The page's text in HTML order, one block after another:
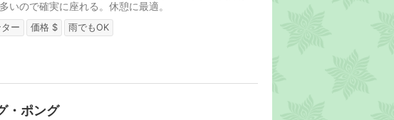
いので確実に座れる。休憩に最適。
ー 価格 $ 雨でもOK
・ポング